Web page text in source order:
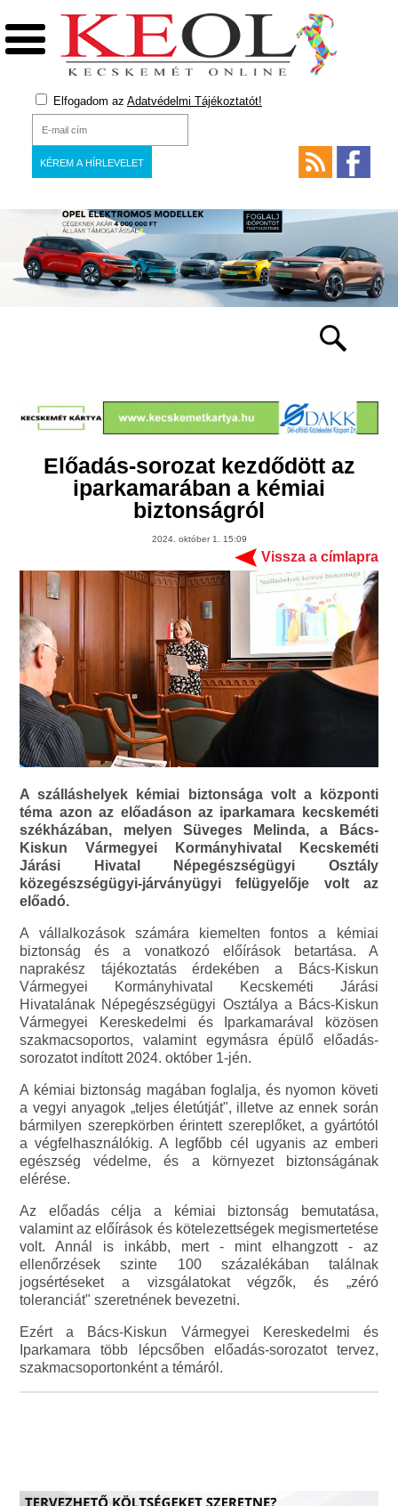
Elfogadom az Adatvédelmi Tájékoztatót!
Előadás-sorozat kezdődött az
iparkamarában a kémiai
biztonságról
2024. október 1. 15:09
Vissza a címlapra
A szálláshelyek kémiai biztonsága volt a központi
téma azon az előadáson az iparkamara kecskeméti
székházában, melyen Süveges Melinda, a Bács-
Kiskun Vármegyei Kormányhivatal Kecskeméti
Járási Hivatal Népegészségügyi Osztály
közegészségügyi-járványügyi felügyelője volt az
előadó.
A vállalkozások számára kiemelten fontos a kémiai
biztonság és a vonatkozó előírások betartása. A
naprakész tájékoztatás érdekében a Bács-Kiskun
Vármegyei Kormányhivatal Kecskeméti Járási
Hivatalának Népegészségügyi Osztálya a Bács-Kiskun
Vármegyei Kereskedelmi és Iparkamarával közösen
szakmacsoportos, valamint egymásra épülő előadás-
sorozatot indított 2024. október 1-jén.
A kémiai biztonság magában foglalja, és nyomon követi
a vegyi anyagok „teljes életútját", illetve az ennek során
bármilyen szerepkörben érintett szereplőket, a gyártótól
a végfelhasználókig. A legfőbb cél ugyanis az emberi
egészség védelme, és a környezet biztonságának
elérése.
Az előadás célja a kémiai biztonság bemutatása,
valamint az előírások és kötelezettségek megismertetése
volt. Annál is inkább, mert - mint elhangzott - az
ellenőrzések szinte 100 százalékában találnak
jogsértéseket a vizsgálatokat végzők, és „zéró
toleranciát" szeretnének bevezetni.
Ezért a Bács-Kiskun Vármegyei Kereskedelmi és
Iparkamara több lépcsőben előadás-sorozatot tervez,
szakmacsoportonként a témáról.